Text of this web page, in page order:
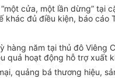
cửa, một lần dừng”
đủ điều kiện, báo cáo
hàng năm tại thủ đô
quả hoạt động hỗ trợ xuất
quảng bá thương hiệu,